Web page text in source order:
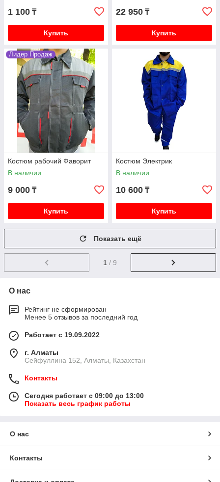
1 100 ₸
Купить
22 950 ₸
Купить
Лидер Продаж
Костюм рабочий Фаворит
В наличии
9 000 ₸
Купить
Костюм Электрик
В наличии
10 600 ₸
Купить
Показать ещё
1 / 9
О нас
Рейтинг не сформирован
Менее 5 отзывов за последний год
Работает с 19.09.2022
г. Алматы
Сейфуллина 152, Алматы, Казахстан
Контакты
Сегодня работает с 09:00 до 13:00
Показать весь график работы
О нас
Контакты